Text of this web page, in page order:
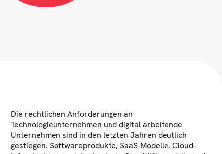
Die rechtlichen Anforderungen an
Technologieunternehmen und digital arbeitende
Unternehmen sind in den letzten Jahren deutlich
gestiegen. Softwareprodukte, SaaS-Modelle, Cloud-